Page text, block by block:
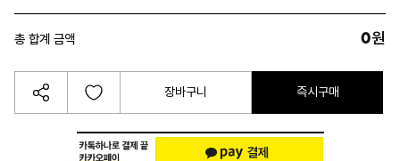
총 합계 금액 0원
장바구니 즉시구매